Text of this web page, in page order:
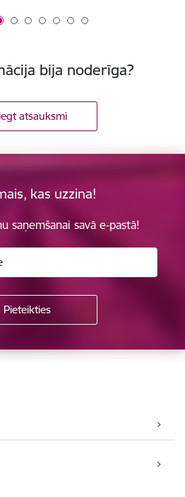
bija noderīga?
atsauksmi
kas uzzina!
saņemšanai savā e-pastā!